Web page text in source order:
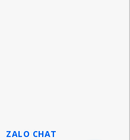
ZALO CHAT